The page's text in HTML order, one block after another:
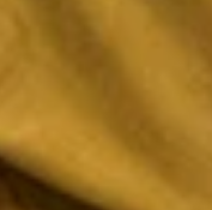
たことはないけど、